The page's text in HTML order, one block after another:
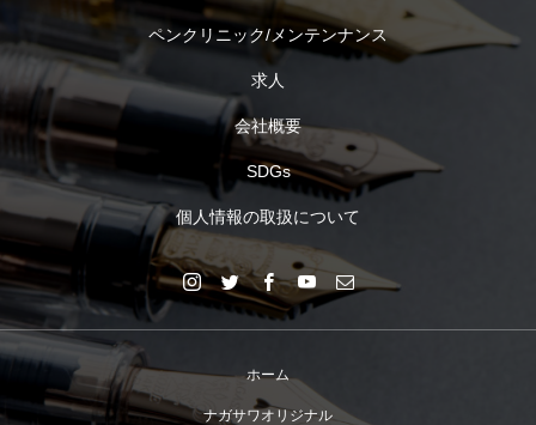
ペンクリニック/メンテンナンス
求人
会社概要
SDGs
個人情報の取扱について
ホーム
ナガサワオリジナル